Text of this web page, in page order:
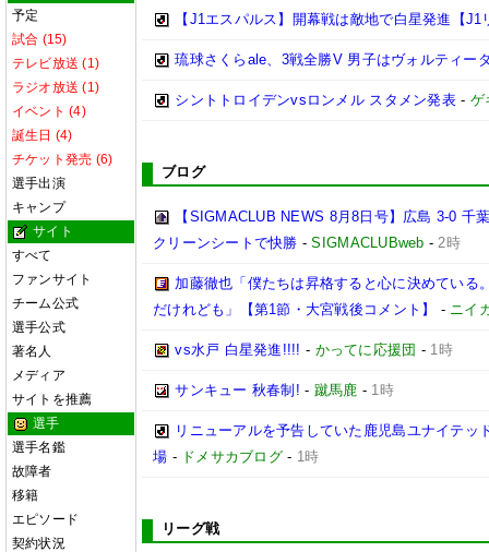
予定
試合 (15)
テレビ放送 (1)
ラジオ放送 (1)
イベント (4)
誕生日 (4)
チケット発売 (6)
選手出演
キャンプ
サイト
すべて
ファンサイト
チーム公式
選手公式
著名人
メディア
サイトを推薦
選手
選手名鑑
故障者
移籍
エピソード
契約状況
【J1エスパルス】開幕戦は敵地で白星発進【J1
琉球さくらale、3戦全勝V 男子はヴォルティー
シントトロイデンvsロンメル スタメン発表- ゲ
ブログ
【SIGMACLUB NEWS 8月8日号】広島 3-0
クリーンシートで快勝 -SIGMACLUBweb -2時
加藤徹也「僕たちは昇格すると心に決めてい
だけれども」【第1節・大宮戦後コメント】
- ニイ
vs水戸 白星発進!!!! - かってに応援団 - 1時
サンキュー 秋春制! - 蹴馬鹿 - 1時
リニューアルを予告していた鹿児島ユナイテッ
場 - ドメサカブログ- 1時
リーグ戦